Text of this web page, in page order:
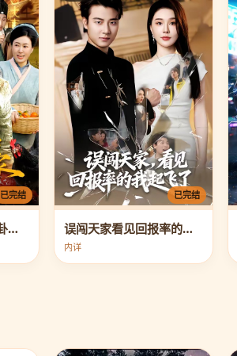
已完结
今日大吉我靠每日一卦致富发家
已完结
误闯天家看见回报率的我起飞了
内详